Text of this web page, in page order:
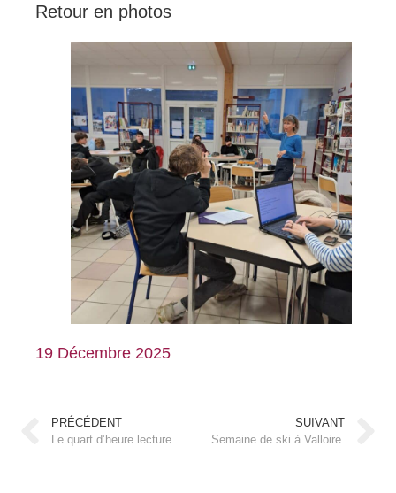
Retour en photos
19 Décembre 2025
PRÉCÉDENT
Le quart d’heure lecture
SUIVANT
Semaine de ski à Valloire